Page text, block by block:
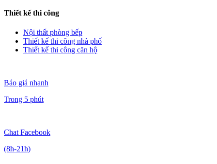
Thiết kế thi công
Nội thất phòng bếp
Thiết kế thi công nhà phố
Thiết kế thi công căn hộ
Báo giá nhanh
Trong 5 phút
Chat Facebook
(8h-21h)